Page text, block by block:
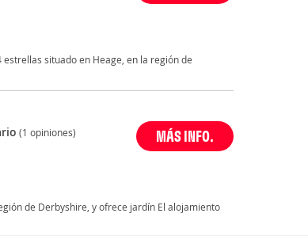
situado en Heage, en la región de
(1 opiniones)
MÁS INFO.
de Derbyshire, y ofrece jardín El alojamiento